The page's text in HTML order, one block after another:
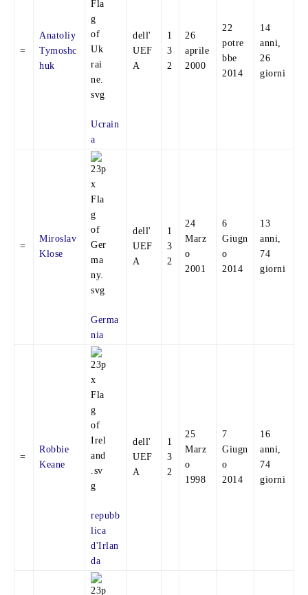
=
Anatoliy
Tymoshc
huk
Ucrain
a
dell'
UEF
A
1
3
2
26
aprile
2000
22
potre
bbe
2014
14
anni,
26
giorni
=
Miroslav
Klose
Germa
nia
dell'
UEF
A
1
3
2
24
Marz
o
2001
6
Giugn
o
2014
13
anni,
74
giorni
=
Robbie
Keane
repubb
lica
d'Irlan
da
dell'
UEF
A
1
3
2
25
Marz
o
1998
7
Giugn
o
2014
16
anni,
74
giorni